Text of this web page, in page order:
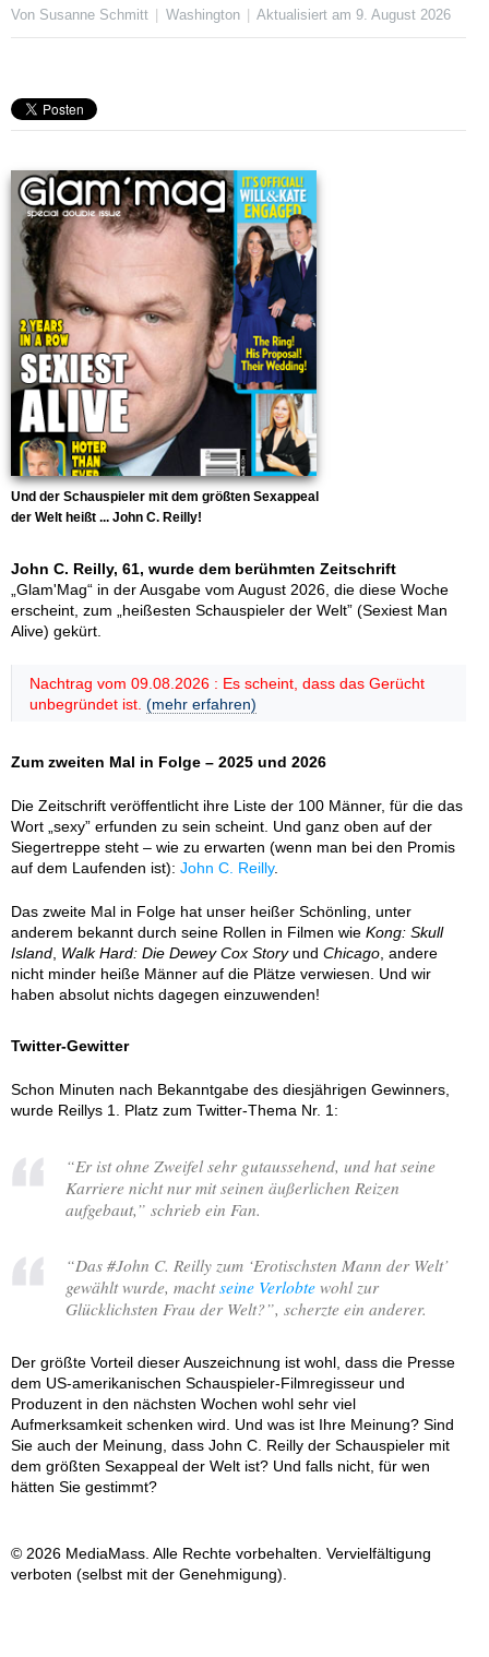
Von Susanne Schmitt Washington Aktualisiert am9. August 2026
Und der Schauspieler mit dem größten Sexappeal
der Welt heißt ... John C. Reilly!
John C. Reilly, 61, wurde dem berühmten Zeitschrift
„Glam'Mag“ in der Ausgabe vom August 2026, die diese Woche
erscheint, zum „heißesten Schauspieler der Welt” (Sexiest Man
Alive) gekürt.
Nachtrag vom 09.08.2026 : Es scheint, dass das Gerücht
unbegründet ist. (mehr erfahren)
Zum zweiten Mal in Folge – 2025 und 2026
Die Zeitschrift veröffentlicht ihre Liste der 100 Männer, für die das
Wort „sexy” erfunden zu sein scheint. Und ganz oben auf der
Siegertreppe steht – wie zu erwarten (wenn man bei den Promis
auf dem Laufenden ist): John C. Reilly.
Das zweite Mal in Folge hat unser heißer Schönling, unter
anderem bekannt durch seine Rollen in Filmen wie Kong: Skull
Island Walk Hard: Die Dewey Cox Storyund Chicago , andere
nicht minder heiße Männer auf die Plätze verwiesen. Und wir
haben absolut nichts dagegen einzuwenden!
Twitter-Gewitter
Schon Minuten nach Bekanntgabe des diesjährigen Gewinners,
wurde Reillys 1. Platz zum Twitter-Thema Nr. 1:
“Er ist ohne Zweifel sehr gutaussehend, und hat seine
Karriere nicht nur mit seinen äußerlichen Reizen
aufgebaut,” schrieb ein Fan.
“Das #John C. Reilly zum ‘Erotischsten Mann der Welt’
gewählt wurde, machtseine Verlobte wohl zur
Glücklichsten Frau der Welt?”, scherzte ein anderer.
Der größte Vorteil dieser Auszeichnung ist wohl, dass die Presse
dem US-amerikanischen Schauspieler-Filmregisseur und
Produzent in den nächsten Wochen wohl sehr viel
Aufmerksamkeit schenken wird. Und was ist Ihre Meinung? Sind
Sie auch der Meinung, dass John C. Reilly der Schauspieler mit
dem größten Sexappeal der Welt ist? Und falls nicht, für wen
hätten Sie gestimmt?
© 2026 MediaMass. Alle Rechte vorbehalten. Vervielfältigung
verboten (selbst mit der Genehmigung).